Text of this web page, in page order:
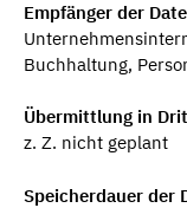
Empfänger der
Buchhaltung,
Übermittlung in
z. Z. nicht geplant
Speicherdauer der